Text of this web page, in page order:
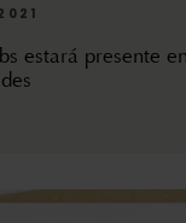
estará presente